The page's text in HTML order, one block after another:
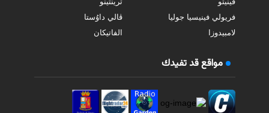
فريولي فينيسيا جوليا
ڤالي داوُستا
لامبيدوزا
الفاتيكان
مواقع قد تفيدك